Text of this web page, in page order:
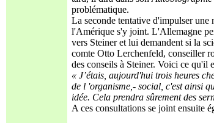
problématique.
La seconde tentative d'impulser une
l'Amérique s'y joint. L'Allemagne
vers Steiner et lui demandent si la
comte Otto Lerchenfeld, conseiller
des conseils à Steiner. Voici ce qu'il
« J’étais, aujourd'hui trois heures
de l 'organisme,- social, c'est ainsi
idée. Cela prendra sûrement des
A ces consultations se joint ensuite